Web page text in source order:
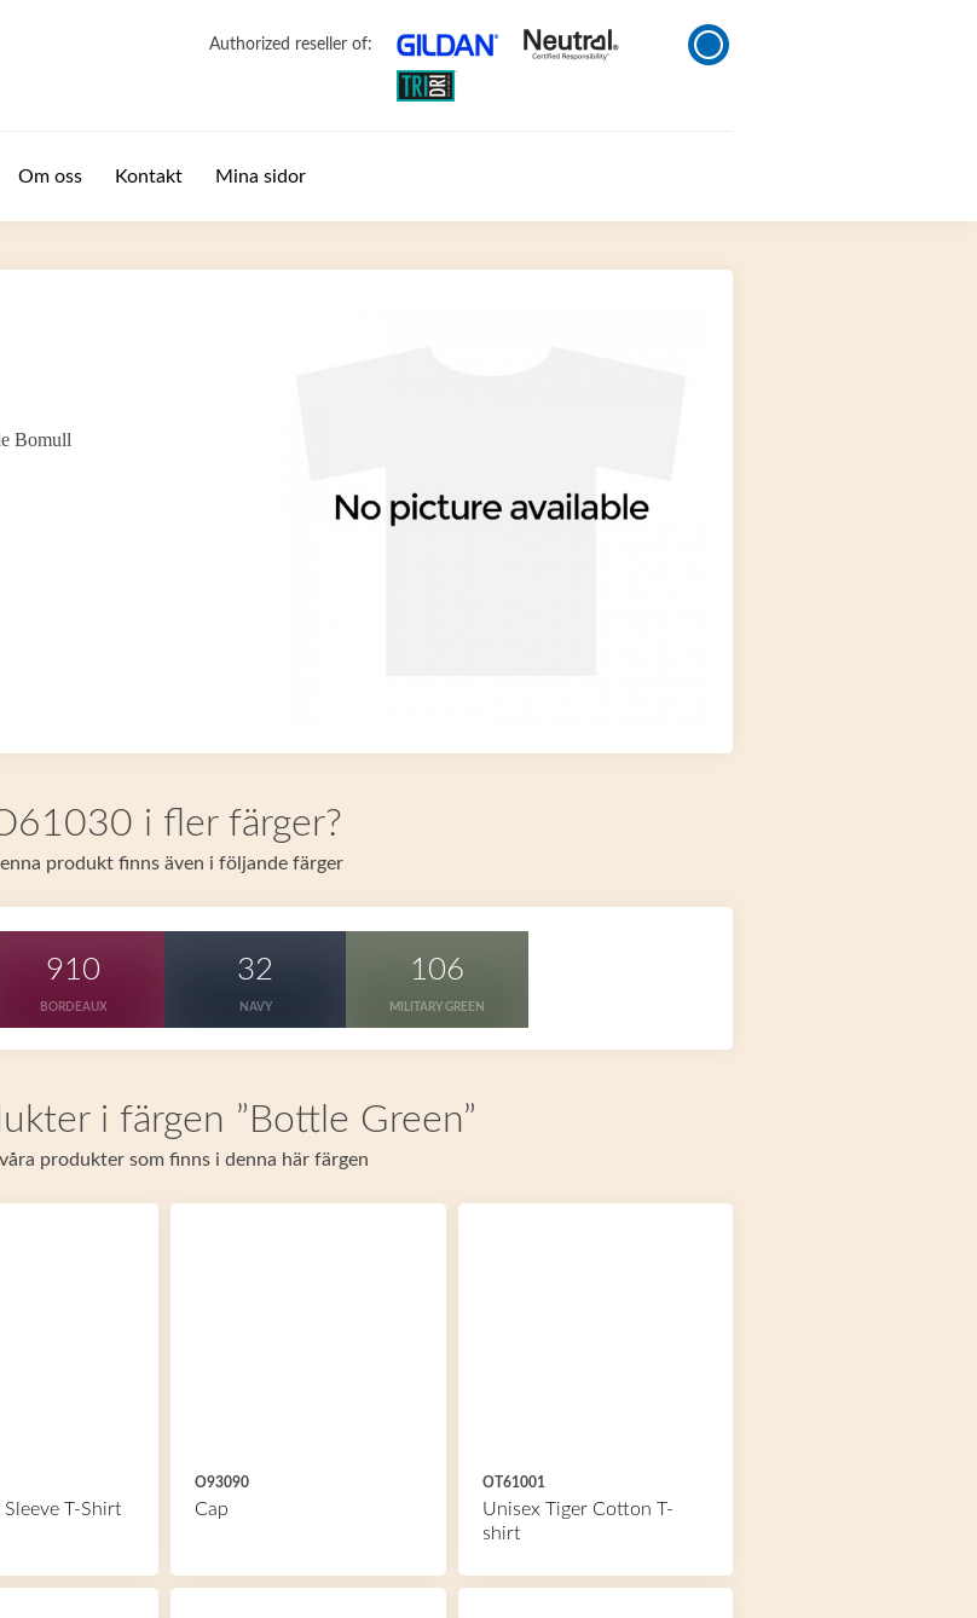
Authorized reseller of:
Om oss Kontakt Mina sidor
Bomull
i fler färger?
produkt finns även i följande färger
910
BORDEAUX
32
NAVY
106
MILITARY GREEN
i färgen ”Bottle Green”
produkter som finns i denna här färgen
Sleeve T-Shirt
O93090
Cap
OT61001
Unisex Tiger Cotton T-
shirt